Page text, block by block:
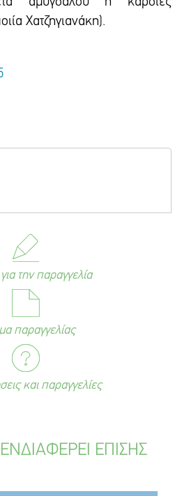
Χατζηγιανάκη).
την παραγγελία
παραγγελίας
και παραγγελίες
ΕΠΙΣΗΣ